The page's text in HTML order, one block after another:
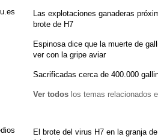
Las explotaciones ganaderas
brote de H7
Espinosa dice que la muerte de
ver con la gripe aviar
Sacrificadas cerca de 400.000
Ver todos los temas relacionados
El brote del virus H7 en la granja